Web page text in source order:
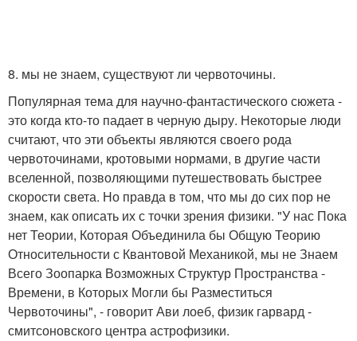
8. мы не знаем, существуют ли червоточины.
Популярная тема для научно-фантастического сюжета -
это когда кто-то падает в черную дыру. Некоторые люди
считают, что эти объекты являются своего рода
червоточинами, кротовыми нормами, в другие части
вселенной, позволяющими путешествовать быстрее
скорости света. Но правда в том, что мы до сих пор не
знаем, как описать их с точки зрения физики. "У нас Пока
нет Теории, Которая Объединила бы Общую Теорию
Относительности с Квантовой Механикой, мы не Знаем
Всего Зоопарка Возможных Структур Пространства -
Времени, в Которых Могли бы Разместиться
Червоточины", - говорит Ави лоеб, физик гарвард -
смитсоновского центра астрофизики.